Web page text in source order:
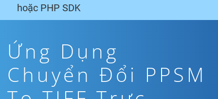
hoặc PHP SDK
Ứng Dụng
Chuyển Đổi PPSM